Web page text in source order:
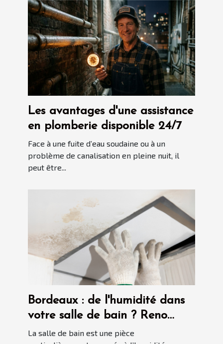
Les avantages d'une assistance
en plomberie disponible 24/7
Face à une fuite d’eau soudaine ou à un
problème de canalisation en pleine nuit, il
peut être...
Bordeaux : de l'humidité dans
votre salle de bain ? Reno
Gironde vous accompagne
La salle de bain est une pièce